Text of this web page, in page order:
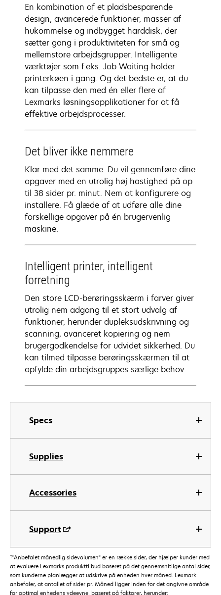
Specs
Supplies
Accessories
Support
En kombination af et pladsbesparende
design, avancerede funktioner, masser af
hukommelse og indbygget harddisk, der
sætter gang i produktiviteten for små og
mellemstore arbejdsgrupper. Intelligente
værktøjer som f.eks. Job Waiting holder
printerkøen i gang. Og det bedste er, at du
kan tilpasse den med én eller flere af
Lexmarks løsningsapplikationer for at få
effektive arbejdsprocesser.
Det bliver ikke nemmere
Klar med det samme. Du vil gennemføre dine
opgaver med en utrolig høj hastighed på op
til 38 sider pr. minut. Nem at konfigurere og
installere. Få glæde af at udføre alle dine
forskellige opgaver på én brugervenlig
maskine.
Intelligent printer, intelligent
forretning
Den store LCD-berøringsskærm i farver giver
utrolig nem adgang til et stort udvalg af
funktioner, herunder dupleksudskrivning og
scanning, avanceret kopiering og nem
brugergodkendelse for udvidet sikkerhed. Du
kan tilmed tilpasse berøringsskærmen til at
opfylde din arbejdsgruppes særlige behov.
†"Anbefalet månedlig sidevolumen" er en række sider, der hjælper kunder med
at evaluere Lexmarks produkttilbud baseret på det gennemsnitlige antal sider,
som kunderne planlægger at udskrive på enheden hver måned. Lexmark
anbefaler, at antallet af sider pr. Måned ligger inden for det angivne område
for optimal enhedens ydeevne, baseret på faktorer, herunder: